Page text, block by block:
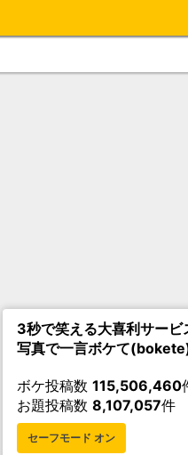
3秒で笑える大喜利サービ
写真で一言ボケて
ボケ投稿数 115,506,460
お題投稿数 8,107,057件
セーフモード オン